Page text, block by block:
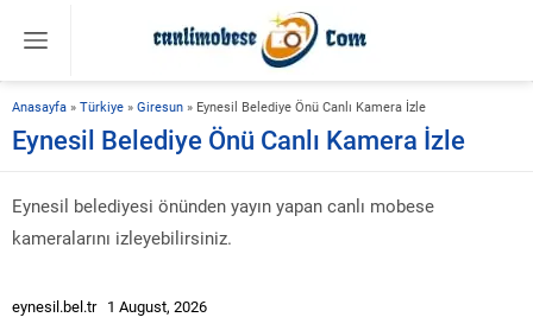
Anasayfa » Türkiye » Giresun » Eynesil Belediye Önü Canlı Kamera İzle
Eynesil Belediye Önü Canlı Kamera İzle
Eynesil belediyesi önünden yayın yapan canlı mobese
kameralarını izleyebilirsiniz.
eynesil.bel.tr 1 August, 2026